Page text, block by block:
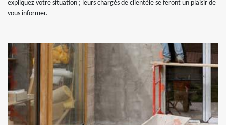
expliquez votre situation ; leurs chargés de clientèle se feront un plaisir de
vous informer.